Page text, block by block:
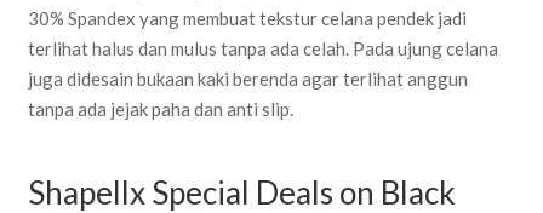
30% Spandex yang membuat tekstur celana pendek jadi
terlihat halus dan mulus tanpa ada celah. Pada ujung celana
juga didesain bukaan kaki berenda agar terlihat anggun
tanpa ada jejak paha dan anti slip.
Shapellx Special Deals on Black